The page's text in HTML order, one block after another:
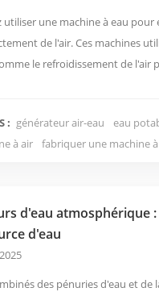
utiliser une machine à eau pour
de l'air. Ces machines
le refroidissement de l'air
la rétention de brouillard sur
...
: générateur air-eau
eau
à air
fabriquer une machine
d'eau atmosphérique
d'eau
des pénuries d'eau et de